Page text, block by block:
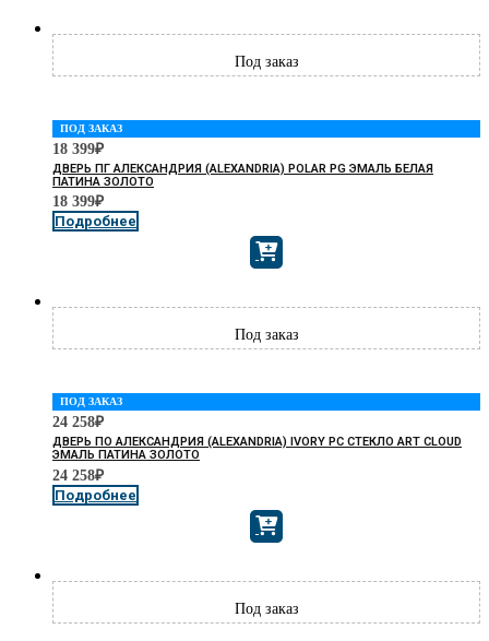
ПОД ЗАКАЗ
18 399₽
ДВЕРЬ ПГ АЛЕКСАНДРИЯ (ALEXANDRIA) POLAR PG ЭМАЛЬ БЕЛАЯ
ПАТИНА ЗОЛОТО
18 399₽
Подробнее
ПОД ЗАКАЗ
24 258₽
ДВЕРЬ ПО АЛЕКСАНДРИЯ (ALEXANDRIA) IVORY PC СТЕКЛО ART CLOUD
ЭМАЛЬ ПАТИНА ЗОЛОТО
24 258₽
Подробнее